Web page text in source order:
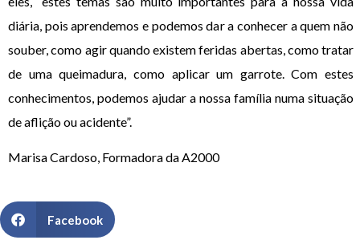
diária, pois aprendemos e podemos dar a conhecer a quem não
souber, como agir quando existem feridas abertas, como tratar
de uma queimadura, como aplicar um garrote. Com estes
conhecimentos, podemos ajudar a nossa família numa situação
de aflição ou acidente”.
Marisa Cardoso, Formadora da A2000
Facebook